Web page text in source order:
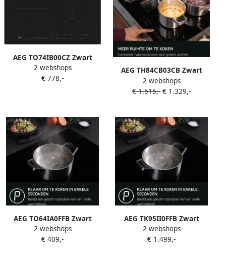
AEG TO74IB00CZ Zwart
Ingebouwd 71 cm
Inductiekookplaat zones 4
2 webshops
€ 778,-
AEG TH84CB03CB Zwart
Ingebouwd 80 cm
Inductiekookplaat zones 4
2 webshops
€ 1.515,- € 1.329,-
AEG TO64IA0FFB Zwart
Ingebouwd 60 cm
Inductiekookplaat zones 4
2 webshops
€ 409,-
AEG TK95II0FFB Zwart
Ingebouwd 90 cm
Inductiekookplaat zones 5
2 webshops
€ 1.499,-